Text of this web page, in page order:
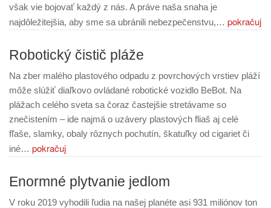
však vie bojovať každý z nás. A práve naša snaha je
najdôležitejšia, aby sme sa ubránili nebezpečenstvu,… pokračuj
Robotický čistič pláže
Na zber malého plastového odpadu z povrchových vrstiev pláží
môže slúžiť diaľkovo ovládané robotické vozidlo BeBot. Na
plážach celého sveta sa čoraz častejšie stretávame so
znečistením – ide najmä o uzávery plastových fliaš aj celé
fľaše, slamky, obaly rôznych pochutín, škatuľky od cigariet či
iné… pokračuj
Enormné plytvanie jedlom
V roku 2019 vyhodili ľudia na našej planéte asi 931 miliónov ton